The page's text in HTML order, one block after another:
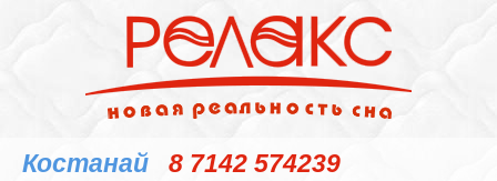
Костанай 8 7142 574239